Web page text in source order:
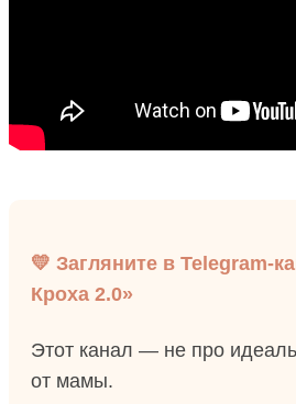
💛 Загляните в Telegram-
Кроха 2.0»
Этот канал — не про
от мамы.